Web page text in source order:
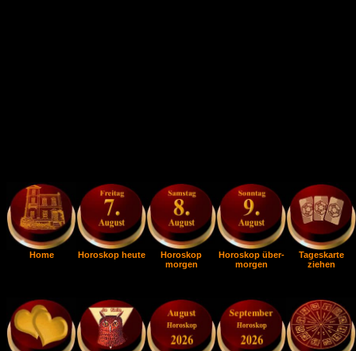
Home Horoskop heute
Horoskop
morgen
Horoskop über-
morgen
Tageskarte
ziehen